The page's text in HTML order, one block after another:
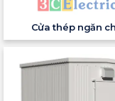
Cửa thép ngăn